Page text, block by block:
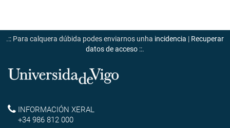
.:: Para calquera dúbida podes enviarnos unha incidencia | Recuperar
datos de acceso ::.
Universidade
Vigo
Reitoría
INFORMACIÓN XERAL
+34 986 812 000